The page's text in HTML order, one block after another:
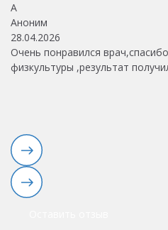
А
Аноним
28.04.2026
Очень понравился
физкультуры ,результат